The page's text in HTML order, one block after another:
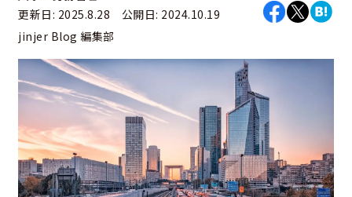
更新日: 2025.8.28 公開日: 2024.10.19
jinjer Blog 編集部